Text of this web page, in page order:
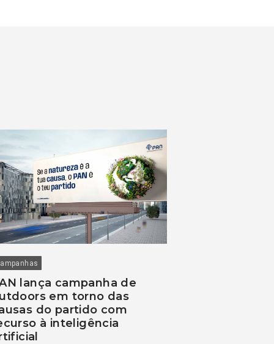
lança campanha de
em torno das
do partido com
à inteligência